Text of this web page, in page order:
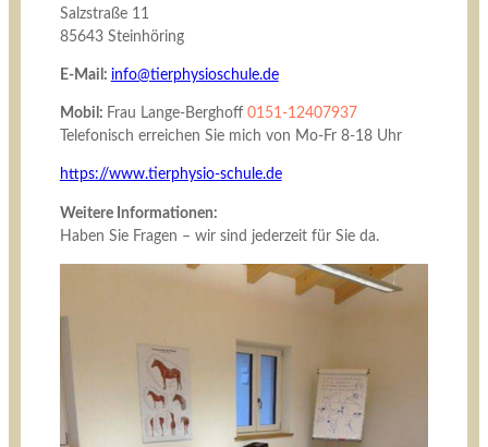
Salzstraße 11
85643 Steinhöring
E-Mail: info@tierphysioschule.de
Mobil: Frau Lange-Berghoff 0151-12407937
Telefonisch erreichen Sie mich von Mo-Fr 8-18 Uhr
https://www.tierphysio-schule.de
Weitere Informationen:
Haben Sie Fragen – wir sind jederzeit für Sie da.